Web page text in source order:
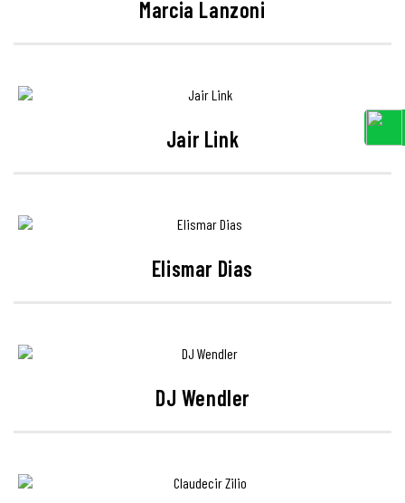
Marcia Lanzoni
Jair Link
Elismar Dias
DJ Wendler